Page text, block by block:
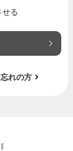
せる
れの方